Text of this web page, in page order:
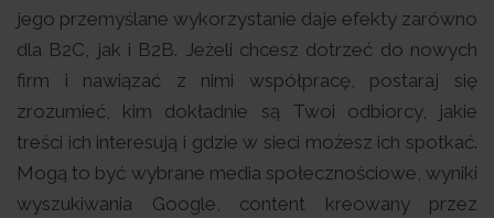
jego przemyślane wykorzystanie daje efekty zarówno
dla B2C, jak i B2B. Jeżeli chcesz dotrzeć do nowych
firm i nawiązać z nimi współpracę, postaraj się
zrozumieć, kim dokładnie są Twoi odbiorcy, jakie
treści ich interesują i gdzie w sieci możesz ich spotkać.
Mogą to być wybrane media społecznościowe, wyniki
wyszukiwania Google, content kreowany przez